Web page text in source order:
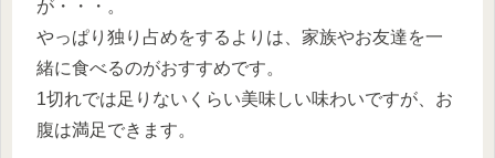
が・・・。
やっぱり独り占めをするよりは、家族やお友達を一
緒に食べるのがおすすめです。
1切れでは足りないくらい美味しい味わいですが、お
腹は満足できます。